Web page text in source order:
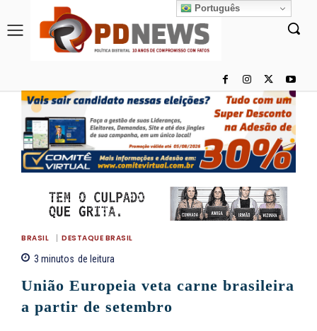
BRASIL DESTAQUE BRASIL
3 minutos de leitura
União Europeia veta carne brasileira
a partir de setembro
Português